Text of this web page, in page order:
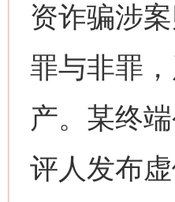
资诈骗涉
罪与非罪
产。某终
评人发布